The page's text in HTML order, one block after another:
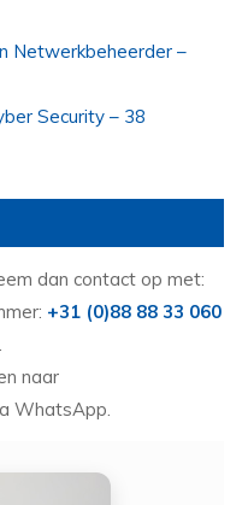
Netwerkbeheerder –
Security – 38
dan contact op met:
+31 (0)88 88 33 060
.
naar
WhatsApp.